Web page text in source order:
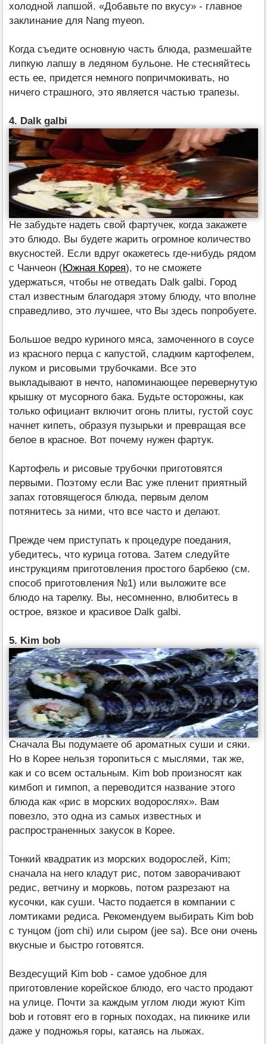
холодной лапшой. «Добавьте по вкусу» - главное
заклинание для Nang myeon.
Когда съедите основную часть блюда, размешайте
липкую лапшу в ледяном бульоне. Не стесняйтесь
есть ее, придется немного попричмокивать, но
ничего страшного, это является частью трапезы.
4. Dalk galbi
Не забудьте надеть свой фартучек, когда закажете
это блюдо. Вы будете жарить огромное количество
вкусностей. Если вдруг окажетесь где-нибудь рядом
с Чанчеон (Южная Корея), то не сможете
удержаться, чтобы не отведать Dalk galbi. Город
стал известным благодаря этому блюду, что вполне
справедливо, это лучшее, что Вы здесь попробуете.
Большое ведро куриного мяса, замоченного в соусе
из красного перца с капустой, сладким картофелем,
луком и рисовыми трубочками. Все это
выкладывают в нечто, напоминающее перевернутую
крышку от мусорного бака. Будьте осторожны, как
только официант включит огонь плиты, густой соус
начнет кипеть, образуя пузырьки и превращая все
белое в красное. Вот почему нужен фартук.
Картофель и рисовые трубочки приготовятся
первыми. Поэтому если Вас уже пленит приятный
запах готовящегося блюда, первым делом
потянитесь за ними, что все часто и делают.
Прежде чем приступать к процедуре поедания,
убедитесь, что курица готова. Затем следуйте
инструкциям приготовления простого барбекю (см.
способ приготовления №1) или выложите все
блюдо на тарелку. Вы, несомненно, влюбитесь в
острое, вязкое и красивое Dalk galbi.
5. Kim bob
Сначала Вы подумаете об ароматных суши и сяки.
Но в Корее нельзя торопиться с мыслями, так же,
как и со всем остальным. Kim bob произносят как
кимбоп и гимпоп, а переводится название этого
блюда как «рис в морских водорослях». Вам
повезло, это одна из самых известных и
распространенных закусок в Корее.
Тонкий квадратик из морских водорослей, Kim;
сначала на него кладут рис, потом заворачивают
редис, ветчину и морковь, потом разрезают на
кусочки, как суши. Часто подается в компании с
ломтиками редиса. Рекомендуем выбирать Kim bob
с тунцом (jom chi) или сыром (jee sa). Все они очень
вкусные и быстро готовятся.
Вездесущий Kim bob - самое удобное для
приготовление корейское блюдо, его часто продают
на улице. Почти за каждым углом люди жуют Kim
bob и готовят его в горных походах, на пикнике или
даже у подножья горы, катаясь на лыжах.